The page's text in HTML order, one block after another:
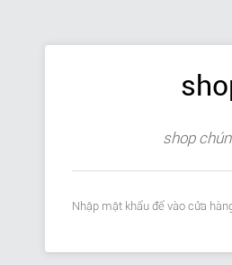
shop
Nhập mật khẩu để vào cửa